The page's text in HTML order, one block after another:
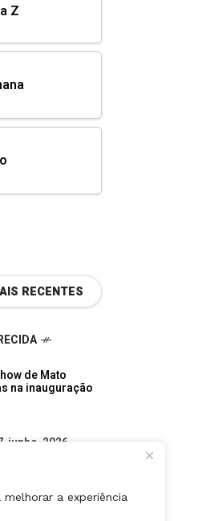
a experiência
Z
de Mato
na inauguração
Goiás